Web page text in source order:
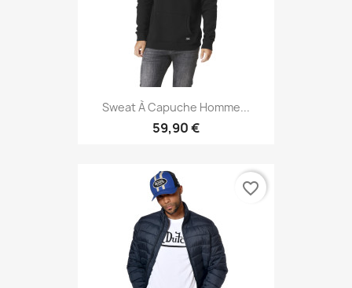
Sweat À Capuche Homme...
59,90 €
favorite_border